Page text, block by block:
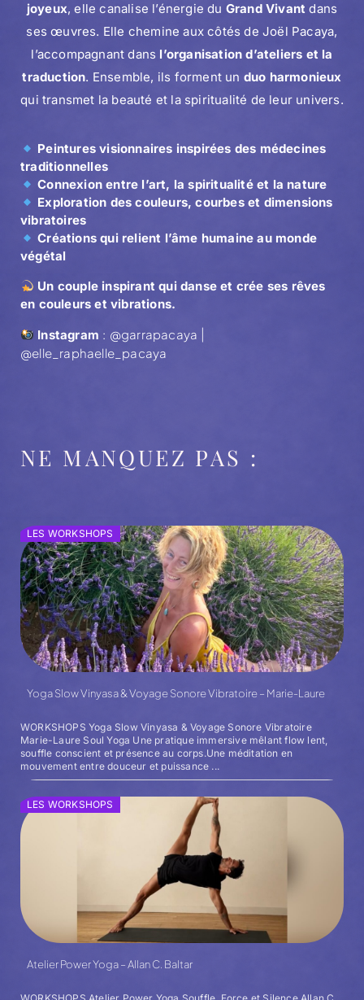
joyeux, elle canalise l’énergie du Grand Vivant dans
ses œuvres. Elle chemine aux côtés de Joël Pacaya,
l’accompagnant dans l’organisation d’ateliers et la
traduction. Ensemble, ils forment un duo harmonieux
qui transmet la beauté et la spiritualité de leur univers.
Peintures visionnaires inspirées des médecines
traditionnelles
Connexion entre l’art, la spiritualité et la nature
Exploration des couleurs, courbes et dimensions
vibratoires
Créations qui relient l’âme humaine au monde
végétal
Un couple inspirant qui danse et crée ses rêves
en couleurs et vibrations.
Instagram : @garrapacaya
@elle_raphaelle_pacaya
NE MANQUEZ PAS :
LES WORKSHOPS
Yoga Slow Vinyasa & Voyage Sonore Vibratoire – Marie-Laure
WORKSHOPS Yoga Slow Vinyasa & Voyage Sonore Vibratoire
Marie-Laure Soul Yoga Une pratique immersive mêlant flow lent,
souffle conscient et présence au corps.Une méditation en
mouvement entre douceur et puissance ...
LES WORKSHOPS
Atelier Power Yoga – Allan C. Baltar